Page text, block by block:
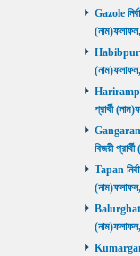
Gazole
Habibpur
প্রার্থী
বিজয়ী
Tapan
Balurghat
Kumarganj